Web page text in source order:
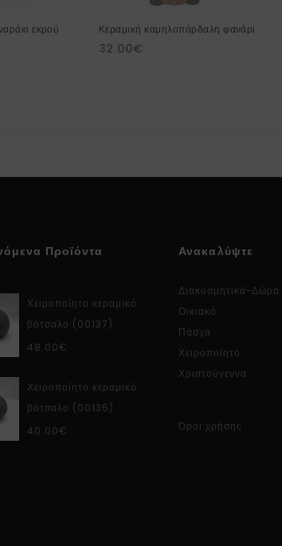
εκρού
Κεραμική καμηλοπάρδαλη φανάρι
32.00€
Προϊόντα
Χειροποίητο κεραμικό
βότσαλο (00137)
48.00€
Χειροποίητο κεραμικό
βότσαλο (00135)
40.00€
Ανακαλύψτε
Διακοσμητικά-Δώρα
Οικιακό
Πάσχα
Χειροποίητο
Χριστούγεννα
Όροι χρήσης